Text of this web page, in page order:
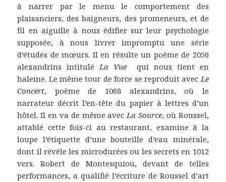
à narrer par le menu le comportement des
plaisanciers, des baigneurs, des promeneurs, et de
fil en aiguille à nous édifier sur leur psychologie
supposée, à nous livrer impromptu une série
d’études de mœurs. Il en résulte un poème de 2056
alexandrins intituléLa Vue qui nous tient en
haleine. Le même tour de force se reproduit avecLe
Concert, poème de 1068 alexandrins, où le
narrateur décrit l’en-tête du papier à lettres d’un
hôtel. Il en va de même avecLa Source, où Roussel,
attablé cette fois-ci au restaurant, examine à la
loupe l’étiquette d’une bouteille d’eau minérale,
dont il révèle les microdurées ou les secrets en 1012
vers. Robert de Montesquiou, devant de telles
performances, a qualifié l’écriture de Roussel d’art